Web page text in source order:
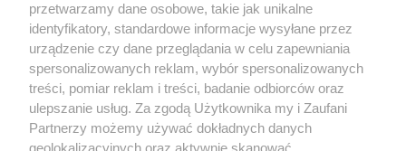
Kultura
X Facebook Instagram Youtube
przetwarzamy dane osobowe, takie jak unikalne
identyfikatory, standardowe informacje wysyłane przez
urządzenie czy dane przeglądania w celu zapewniania
spersonalizowanych reklam, wybór spersonalizowanych
treści, pomiar reklam i treści, badanie odbiorców oraz
ulepszanie usług. Za zgodą Użytkownika my i Zaufani
Partnerzy możemy używać dokładnych danych
geolokalizacyjnych oraz aktywnie skanować